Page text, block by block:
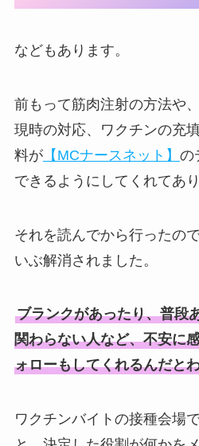
などもあります。
前もって筋肉注射の方法や
現時の対応、ワクチンの充
料が【MCナースネット】 の
できるようにしてくれてあり
それを読んでから行ったの
いぶ解消されました。
ブランクがあったり、普段
関わらない人など、不安に
ォローもしてくれるんだと
ワクチンバイトの接種会場